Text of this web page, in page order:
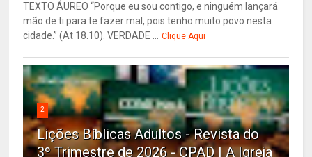
TEXTO ÁUREO “Porque eu sou contigo, e ninguém lançará
mão de ti para te fazer mal, pois tenho muito povo nesta
cidade.” (At 18.10). VERDADE ... Clique Aqui
2
Lições Bíblicas Adultos - Revista do
3º Trimestre de 2026 - CPAD | A Igreja